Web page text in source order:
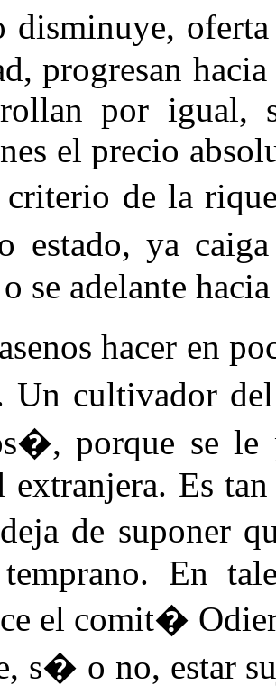
disminuye,
progresan hacia
por igual,
el precio
de la
estado, ya
se adelante
hacer en
Un cultivador
porque se le
extranjera. Es
de suponer
En
el comit�
s� o no, estar